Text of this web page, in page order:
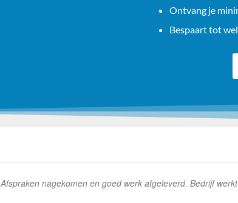
Ontvang je
Bespaart tot
Afspraken nagekomen en goed werk afgeleverd. Bedrijf